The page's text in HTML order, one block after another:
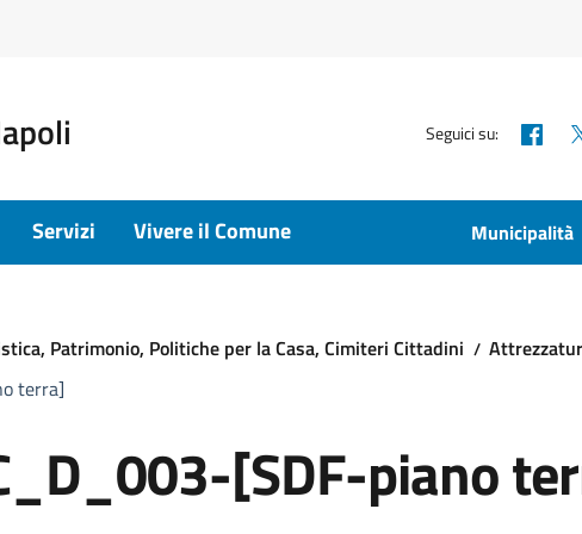
Seguici su:
Servizi Vivere il Comune Municipalità
Patrimonio, Politiche per la Casa, Cimiteri Cittadini
terra]
[SDF-piano